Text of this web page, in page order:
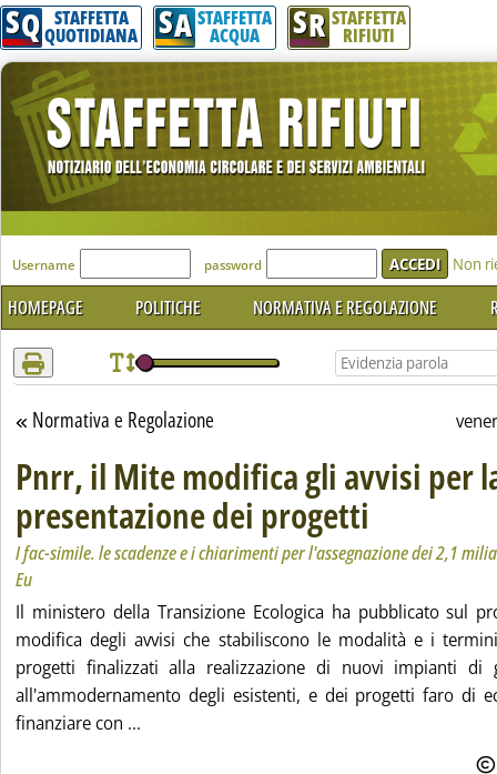
Attenzione! Esegui l'accesso per lèggere interamente la notizia.
SQ STAFFETTA
QUOTIDIANA SA STAFFETTA
ACQUA SR STAFFETTA
RIFIUTI
'Modulo Login per accedere'
Username password Non
HOMEPAGE POLITICHE NORMATIVA E REGOLAZIONE
Torna alla sezione
Normativa e Regolazione
Pnrr, il Mite modifica gli avvisi per
presentazione dei progetti
I fac-simile. le scadenze e i chiarimenti per l'assegnazione dei 2,1
Eu
Il ministero della Transizione Ecologica ha pubblicato sul
modifica degli avvisi che stabiliscono le modalità e i
progetti finalizzati alla realizzazione di nuovi impianti
all'ammodernamento degli esistenti, e dei progetti faro di
finanziare con ...